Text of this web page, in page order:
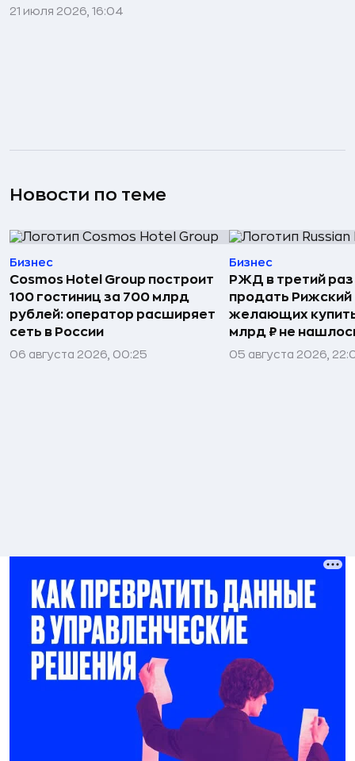
21 июля 2026, 16:04
Новости по теме
Бизнес
Cosmos Hotel Group построит
100 гостиниц за 700 млрд
рублей: оператор расширяет
сеть в России
06 августа 2026, 00:25
Бизнес
РЖД в третий
продать Рижский
желающих
млрд ₽ не
05 августа 2026,